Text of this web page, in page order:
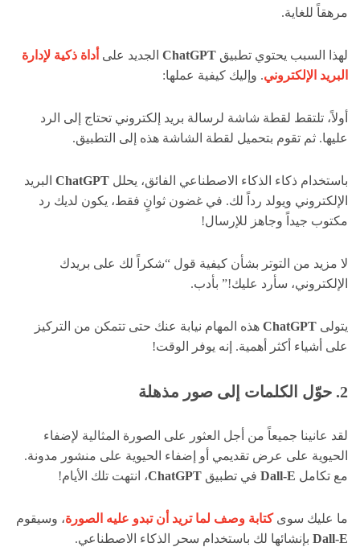
مرهقاً للغاية.
لهذا السبب يحتوي تطبيق ChatGPT الجديد على أداة ذكية لإدارة
البريد الإلكتروني. وإليك كيفية عملها:
أولاً، تلتقط لقطة شاشة لرسالة بريد إلكتروني تحتاج إلى الرد
عليها. ثم تقوم بتحميل لقطة الشاشة هذه إلى التطبيق.
باستخدام ذكاء الذكاء الاصطناعي الفائق، يحلل ChatGPT البريد
الإلكتروني ويولد رداً لك. في غضون ثوانٍ فقط، يكون لديك رد
مكتوب جيداً وجاهز للإرسال!
لا مزيد من التوتر بشأن كيفية قول “شكراً لك على بريدك
الإلكتروني، سأرد عليك!” بأدب.
يتولى ChatGPT هذه المهام نيابة عنك حتى تتمكن من التركيز
على أشياء أكثر أهمية. إنه يوفر الوقت!
2. حوّل الكلمات إلى صور مذهلة
لقد عانينا جميعاً من أجل العثور على الصورة المثالية لإضفاء
الحيوية على عرض تقديمي أو إضفاء الحيوية على منشور مدونة.
مع تكامل Dall-E في تطبيق ChatGPT، انتهت تلك الأيام!
ما عليك سوىكتابة وصف لما تريد أن تبدو عليه الصورة، وسيقوم
Dall-E بإنشائها لك باستخدام سحر الذكاء الاصطناعي.